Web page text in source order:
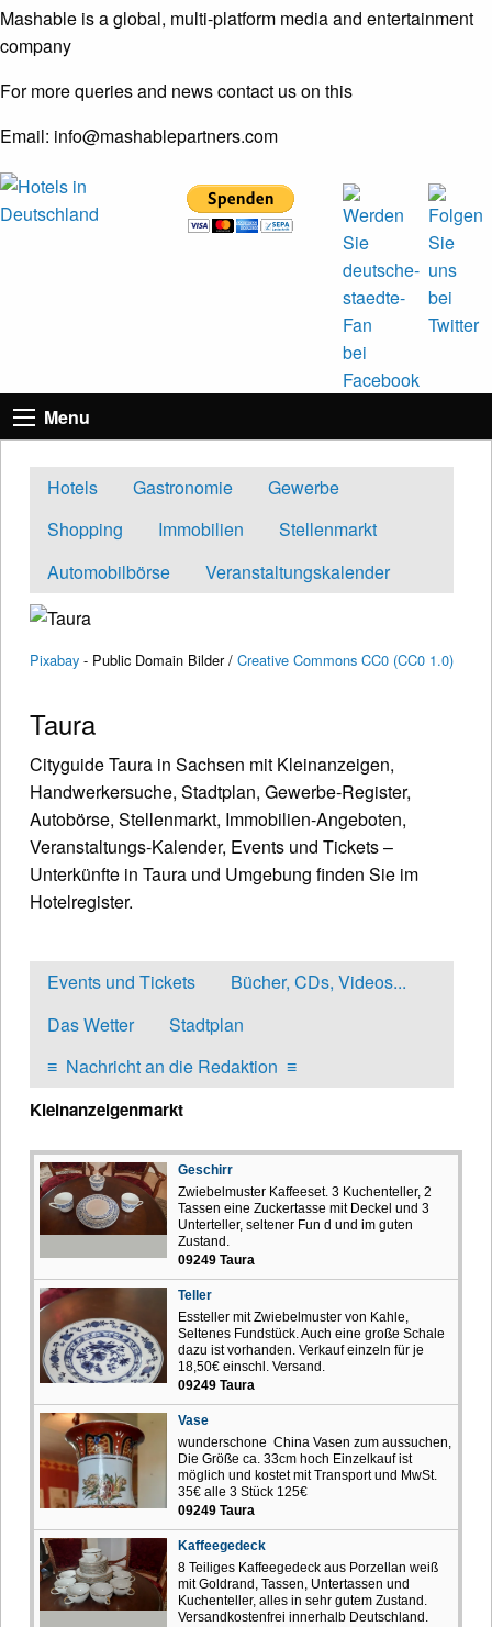
Mashable is a global, multi-platform media and entertainment
company
For more queries and news contact us on this
Email: info@mashablepartners.com
Menu
Hotels Gastronomie
Gewerbe
Shopping
Immobilien
Stellenmarkt
Automobilbörse
Veranstaltungskalender
Pixabay - Public Domain Bilder / Creative Commons CC0 (CC0 1.0)
Taura
Cityguide Taura in Sachsen mit Kleinanzeigen,
Handwerkersuche, Stadtplan, Gewerbe-Register,
Autobörse, Stellenmarkt, Immobilien-Angeboten,
Veranstaltungs-Kalender, Events und Tickets –
Unterkünfte in Taura und Umgebung finden Sie im
Hotelregister.
Events und Tickets
Bücher, CDs, Videos...
Das Wetter
Stadtplan
≡ Nachricht an die Redaktion ≡
Kleinanzeigenmarkt
Geschirr
Zwiebelmuster Kaffeeset. 3 Kuchenteller, 2
Tassen eine Zuckertasse mit Deckel und 3
Unterteller, seltener Fun d und im guten
Zustand.
09249 Taura
Teller
Essteller mit Zwiebelmuster von Kahle,
Seltenes Fundstück. Auch eine große Schale
dazu ist vorhanden. Verkauf einzeln für je
18,50€ einschl. Versand.
09249 Taura
Vase
wunderschone China Vasen zum aussuchen,
Die Größe ca. 33cm hoch Einzelkauf ist
möglich und kostet mit Transport und MwSt.
35€ alle 3 Stück 125€
09249 Taura
Kaffeegedeck
8 Teiliges Kaffeegedeck aus Porzellan weiß
mit Goldrand, Tassen, Untertassen und
Kuchenteller, alles in sehr gutem Zustand.
Versandkostenfrei innerhalb Deutschland.